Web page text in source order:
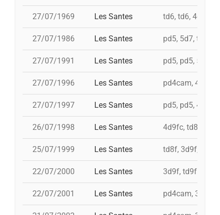
27/07/1969 Les Santes td6, td6, 4d7
27/07/1986 Les Santes pd5, 5d7, td7,
27/07/1991 Les Santes pd5, pd5, 5d7,
27/07/1996 Les Santes pd4cam, 4d9f,
27/07/1997 Les Santes pd5, pd5, 4d9f,
26/07/1998 Les Santes 4d9fc, td8f,
25/07/1999 Les Santes td8f, 3d9f,
22/07/2000 Les Santes 3d9f, td9fm, id
22/07/2001 Les Santes pd4cam, 3d9f,